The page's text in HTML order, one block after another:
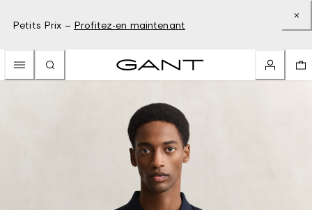
Petits Prix – Profitez-en maintenant